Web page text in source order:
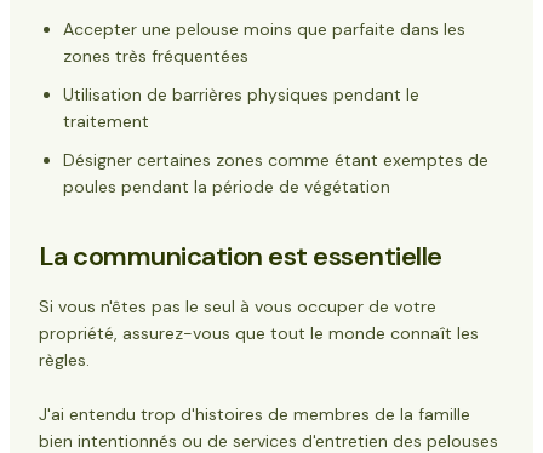
Accepter une pelouse moins que parfaite dans les
zones très fréquentées
Utilisation de barrières physiques pendant le
traitement
Désigner certaines zones comme étant exemptes de
poules pendant la période de végétation
La communication est essentielle
Si vous n'êtes pas le seul à vous occuper de votre
propriété, assurez-vous que tout le monde connaît les
règles.
J'ai entendu trop d'histoires de membres de la famille
bien intentionnés ou de services d'entretien des pelouses